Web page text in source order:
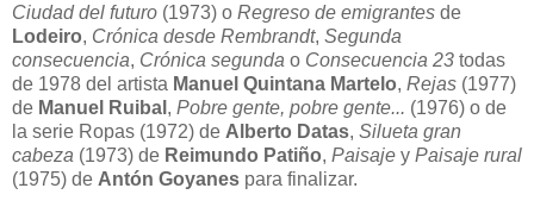
Ciudad del futuro (1973) o Regreso de emigrantes de
Lodeiro, Crónica desde Rembrandt, Segunda
consecuencia, Crónica segunda o Consecuencia 23 todas
de 1978 del artista Manuel Quintana Martelo, Rejas (1977)
de Manuel Ruibal , Pobre gente, pobre gente... (1976) o de
la serie Ropas (1972) de Alberto Datas, Silueta gran
cabeza (1973) de Reimundo Patiño, Paisaje y Paisaje rural
(1975) de Antón Goyanes para finalizar.